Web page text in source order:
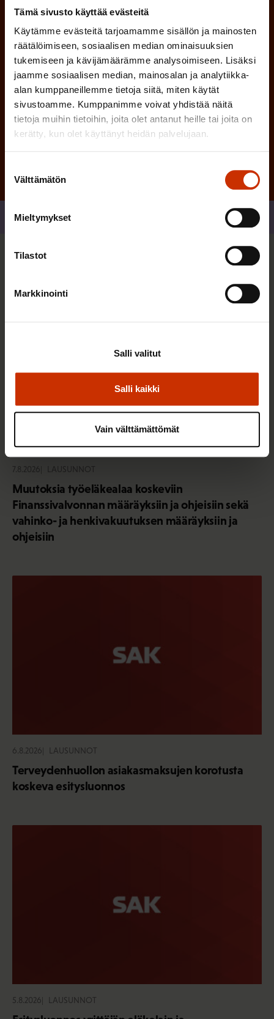
Tämä sivusto käyttää evästeitä
Käytämme evästeitä tarjoamamme sisällön ja mainosten
räätälöimiseen, sosiaalisen median ominaisuuksien
tukemiseen ja kävijämäärämme analysoimiseen. Lisäksi
jaamme sosiaalisen median, mainosalan ja analytiikka-
alan kumppaneillemme tietoja siitä, miten käytät
sivustoamme. Kumppanimme voivat yhdistää näitä
tietoja muihin tietoihin, joita olet antanut heille tai joita on
kerätty, kun olet käyttänyt heidän palvelujaan.
valinta
Välttämätön
Mieltymykset
Tilastot
Markkinointi
Salli kaikki
Salli valitut
Vain välttämättömät
Tilaa
7.8.2026 LAUSUNNOT
Muutoksia työeläkealaa koskeviin
Finanssivalvonnan määräyksiin ja ohjeisiin sekä
vahinko- ja henkivakuutuksen määräyksiin ja
ohjeisiin
6.8.2026 LAUSUNNOT
Terveydenhuollon asiakasmaksujen korotusta
koskeva esitysluonnos
5.8.2026 LAUSUNNOT